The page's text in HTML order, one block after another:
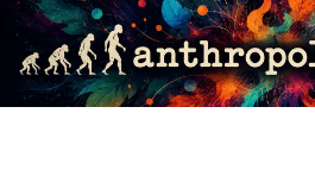
Saltar
contenido